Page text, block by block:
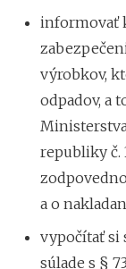
informovať
výrobkov,
odpadov, a
republiky č.
a o
vypočítať si
súlade s §